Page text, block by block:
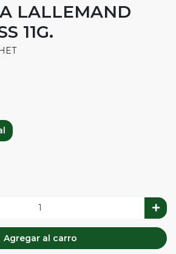
LALLEMAND
11G.
Agregar al carro